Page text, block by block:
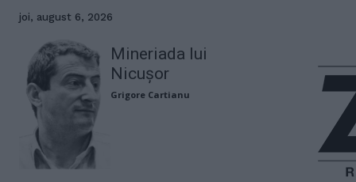
joi, august 6, 2026
Mineriada lui
Nicușor
Grigore Cartianu